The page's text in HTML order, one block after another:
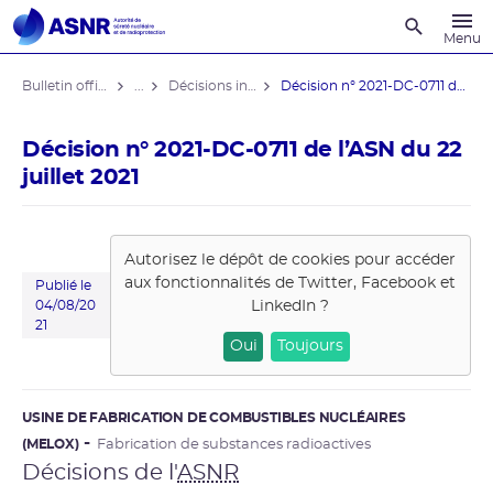
Menu
Décision n° 2021-DC-0711 de l’ASN du 22
juillet 2021
Publié le
04/08/20
21
Autorisez le dépôt de cookies pour accéder
aux fonctionnalités deTwitter, Facebook et
LinkedIn ?
Oui Toujours
USINE DE FABRICATION DE COMBUSTIBLES NUCLÉAIRES
(MELOX)
Fabrication de substances radioactives
Décisions de l'ASNR